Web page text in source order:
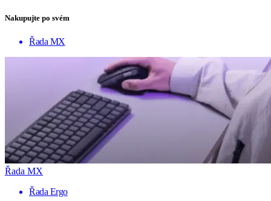
Nakupujte po svém
Řada MX
Řada MX
Řada Ergo